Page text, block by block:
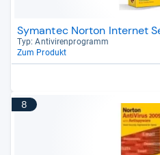
Symantec Norton Internet
Typ: Anti­vi­ren­pro­gramm
Zum Produkt
8